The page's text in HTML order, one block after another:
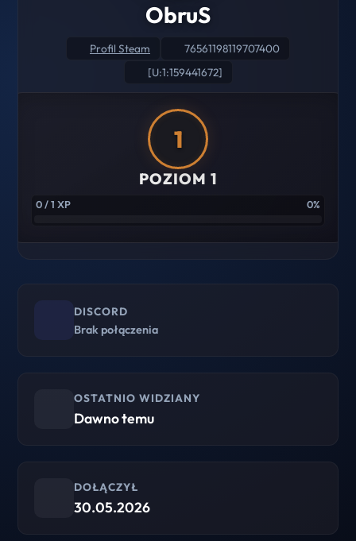
ObruS
Profil Steam
76561198119707400
[U:1:159441672]
1
POZIOM 1
0 / 1 XP 0%
DISCORD
Brak połączenia
OSTATNIO WIDZIANY
Dawno temu
DOŁĄCZYŁ
30.05.2026